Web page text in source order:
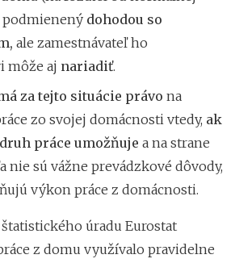
podmienený dohodou so
ale zamestnávateľ ho
môže aj nariadiť.
za tejto situácie právo na
zo svojej domácnosti vtedy, ak
práce umožňuje a na strane
nie sú vážne prevádzkové dôvody,
výkon práce z domácnosti.
úradu Eurostat
z domu využívalo pravidelne